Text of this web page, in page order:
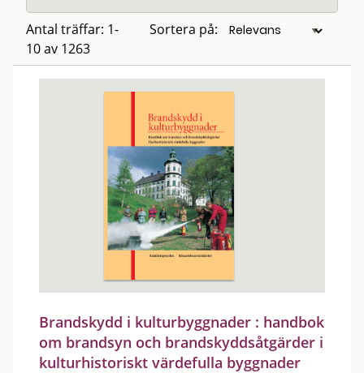
Antal träffar: 1-
10 av 1263
Sortera på:
Brandskydd i kulturbyggnader : handbok
om brandsyn och brandskyddsåtgärder i
kulturhistoriskt värdefulla byggnader